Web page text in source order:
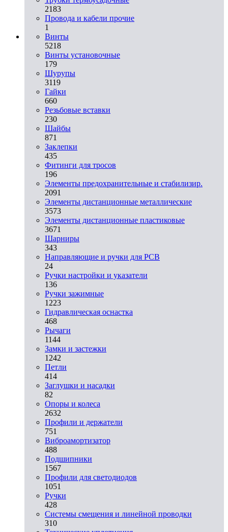
2183
Провода и кабели прочие
1
Винты
5218
Винты установочные
179
Шурупы
3119
Гайки
660
Резьбовые вставки
230
Шайбы
871
Заклепки
435
Фитинги для тросов
196
Элементы предохранительные и стабилизир.
2091
Элементы дистанционные металлические
3573
Элементы дистанционные пластиковые
3671
Шарниры
343
Направляющие и ручки для PCB
24
Ручки настройки и указатели
136
Ручки зажимные
1223
Гидравлическая оснастка
468
Рычаги
1144
Замки и застежки
1242
Петли
414
Заглушки и насадки
82
Опоры и колеса
2632
Профили и держатели
751
Виброамортизатор
488
Подшипники
1567
Профили для светодиодов
1051
Ручки
428
Системы смещения и линейной проводки
310